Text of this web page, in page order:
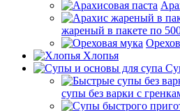
жареный в пакете по
Хлопья
супы без варки с